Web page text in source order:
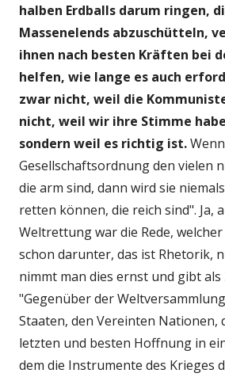
halben Erdballs darum ringen,
Massenelends abzuschütteln,
ihnen nach besten Kräften bei
helfen, wie lange es auch
zwar nicht, weil die
nicht, weil wir ihre Stimme
sondern weil es richtig ist.
Gesellschaftsordnung den vielen
die arm sind, dann wird sie
retten können, die reich sind". Ja,
Weltrettung war die Rede,
schon darunter, das ist Rhetorik,
nimmt man dies ernst und gibt als
"Gegenüber der
Staaten, den Vereinten Nationen,
letzten und besten Hoffnung in
dem die Instrumente des Krieges